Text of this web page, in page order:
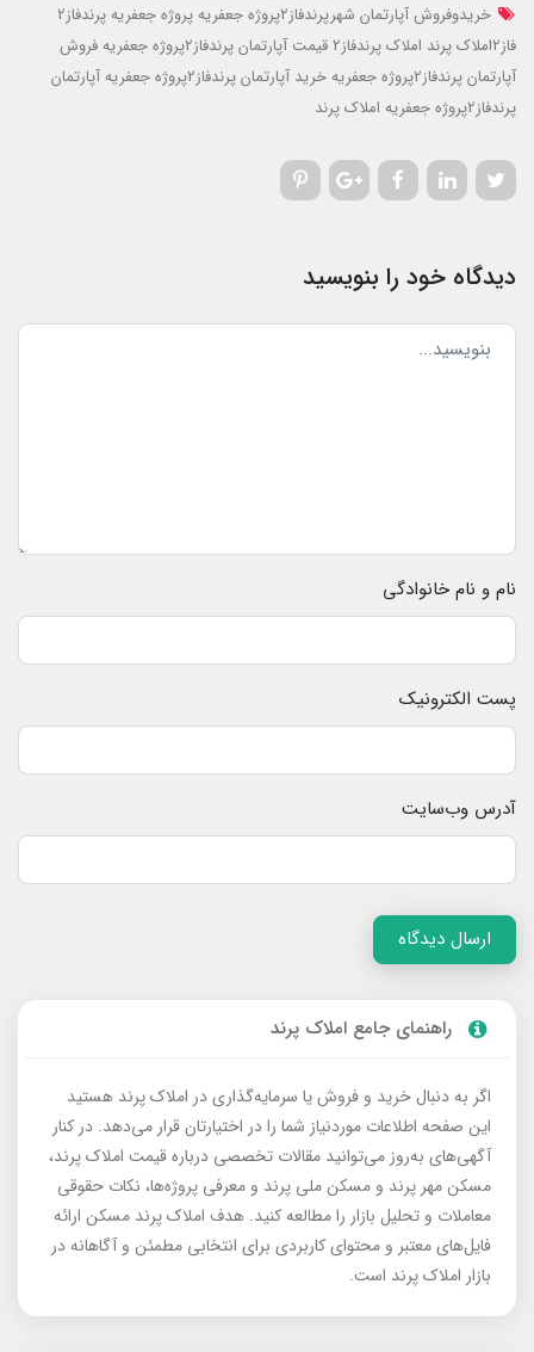
خریدوفروش آپارتمان شهرپرندفاز2پروژه جعفریه
پروژه جعفریه پرندفاز2
فاز2املاک پرند
املاک پرندفاز2 قیمت آپارتمان پرندفاز2پروژه جعفریه
فروش
آپارتمان پرندفاز2پروژه جعفریه
خرید آپارتمان پرندفاز2پروژه جعفریه
آپارتمان
پرندفاز2پروژه جعفریه
املاک پرند
دیدگاه خود را بنویسید
نام و نام خانوادگی
پست الکترونیک
آدرس وب‌سایت
ارسال دیدگاه
راهنمای جامع املاک پرند
اگر به دنبال خرید و فروش یا سرمایه‌گذاری در املاک پرند هستید
این صفحه اطلاعات موردنیاز شما را در اختیارتان قرار می‌دهد. در کنار
آگهی‌های به‌روز می‌توانید مقالات تخصصی درباره قیمت املاک پرند،
مسکن مهر پرند و مسکن ملی پرند و معرفی پروژه‌ها، نکات حقوقی
معاملات و تحلیل بازار را مطالعه کنید. هدف املاک پرند مسکن ارائه
فایل‌های معتبر و محتوای کاربردی برای انتخابی مطمئن و آگاهانه در
بازار املاک پرند است.